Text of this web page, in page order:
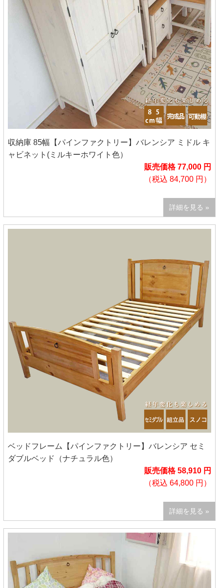
収納庫 85幅【パインファクトリー】バレンシア ミドル キ
ャビネット(ミルキーホワイト色）
販売価格 77,000 円
（税込 84,700 円）
詳細を見る »
ベッドフレーム【パインファクトリー】バレンシア セミ
ダブルベッド（ナチュラル色）
販売価格 58,910 円
（税込 64,800 円）
詳細を見る »